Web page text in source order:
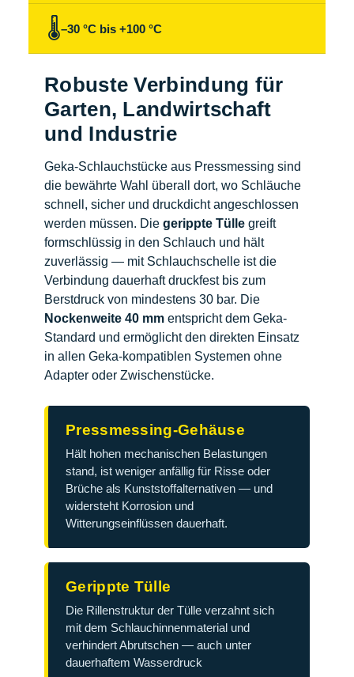
🌡️–30 °C bis +100 °C
Robuste Verbindung für
Garten, Landwirtschaft
und Industrie
Geka-Schlauchstücke aus Pressmessing sind
die bewährte Wahl überall dort, wo Schläuche
schnell, sicher und druckdicht angeschlossen
werden müssen. Die gerippte Tülle greift
formschlüssig in den Schlauch und hält
zuverlässig — mit Schlauchschelle ist die
Verbindung dauerhaft druckfest bis zum
Berstdruck von mindestens 30 bar. Die
Nockenweite 40 mm entspricht dem Geka-
Standard und ermöglicht den direkten Einsatz
in allen Geka-kompatiblen Systemen ohne
Adapter oder Zwischenstücke.
Pressmessing-Gehäuse
Hält hohen mechanischen Belastungen
stand, ist weniger anfällig für Risse oder
Brüche als Kunststoffalternativen — und
widersteht Korrosion und
Witterungseinflüssen dauerhaft.
Gerippte Tülle
Die Rillenstruktur der Tülle verzahnt sich
mit dem Schlauchinnenmaterial und
verhindert Abrutschen — auch unter
dauerhaftem Wasserdruck